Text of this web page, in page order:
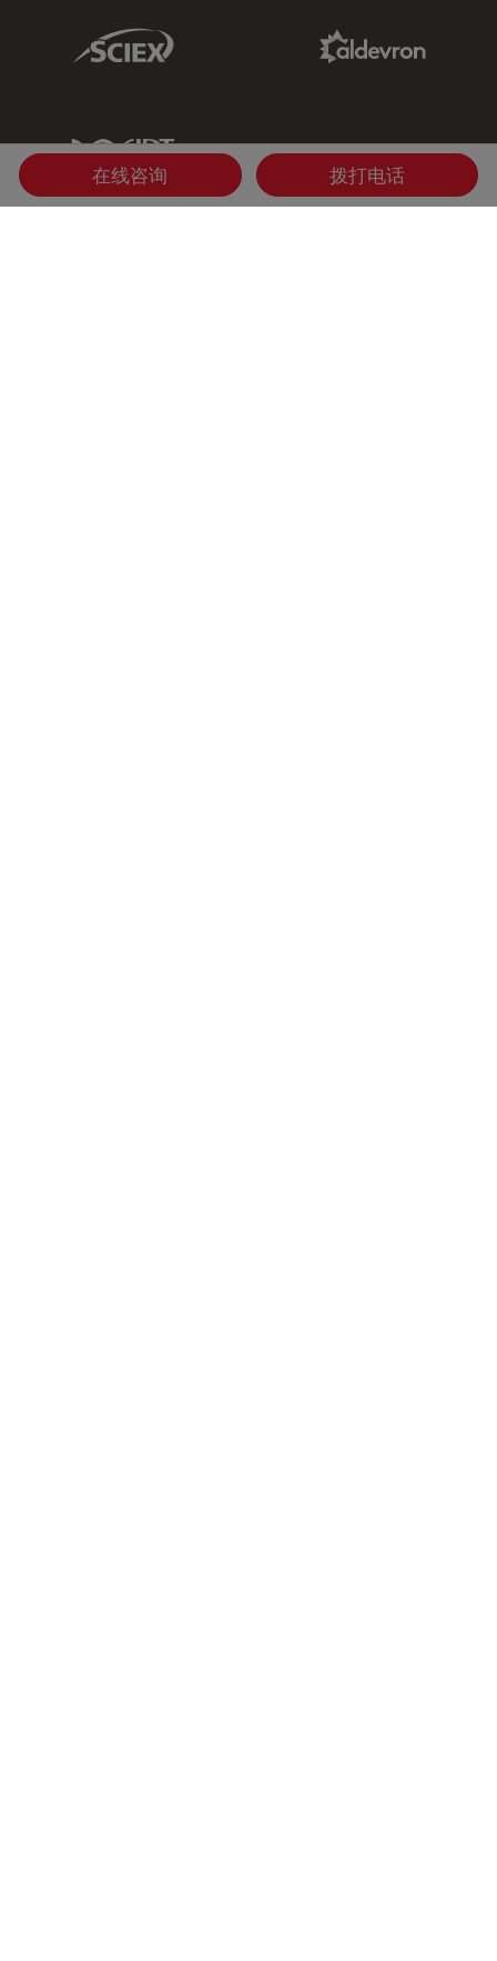
Sciex Link
IDT Link
在线咨询 拨打电话